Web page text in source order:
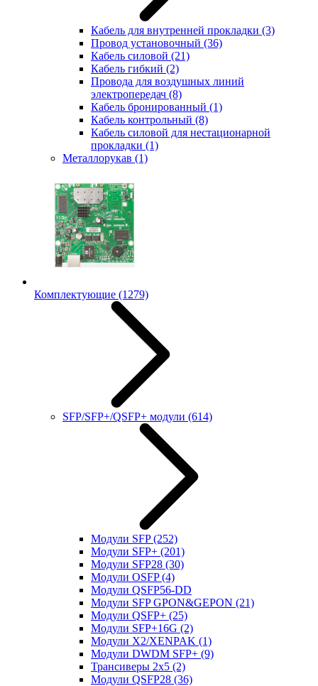
Кабель для внутренней прокладки (3)
Провод установочный (36)
Кабель силовой (21)
Кабель гибкий (2)
Провода для воздушных линий
электропередач (8)
Кабель бронированный (1)
Кабель контрольный (8)
Кабель силовой для нестационарной
прокладки (1)
Металлорукав (1)
Комплектующие (1279)
SFP/SFP+/QSFP+ модули (614)
Модули SFP(252)
Модули SFP+ (201)
Модули SFP28 (30)
Модули OSFP(4)
Модули QSFP56-DD
Модули SFP GPON&GEPON (21)
Модули QSFP+ (25)
Модули SFP+16G (2)
Модули X2/XENPAK (1)
Модули DWDM SFP+ (9)
Трансиверы 2x5 (2)
Модули QSFP28 (36)